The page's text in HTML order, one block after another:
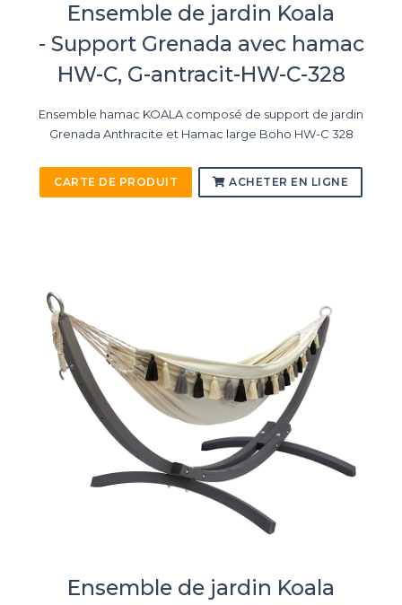
Ensemble de jardin Koala
- Support Grenada avec hamac
HW-C, G-antracit-HW-C-328
Ensemble hamac KOALA composé de support de jardin
Grenada Anthracite et Hamac large Boho HW-C 328
CARTE DE PRODUIT ACHETER EN LIGNE
Ensemble de jardin Koala